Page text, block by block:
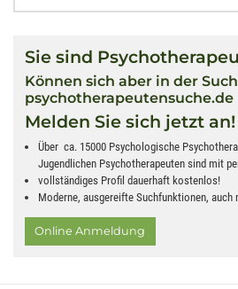
Sie sind
Können sich aber in der
Melden Sie sich jetzt an!
Über ca. 15000 Psychologische
Jugendlichen Psychotherapeuten sind mit
vollständiges Profil dauerhaft kostenlos!
Moderne, ausgereifte Suchfunktionen,
Online Anmeldung